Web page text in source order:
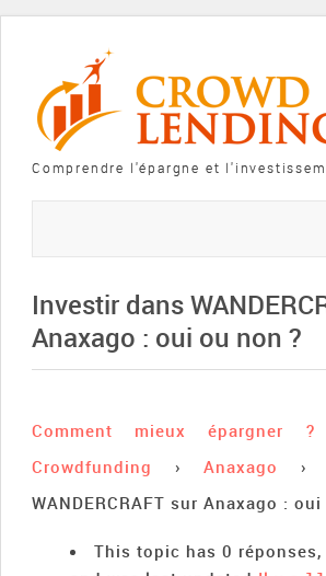
Comprendre l'épargne et
Investir dans
Anaxago : oui ou non ?
Comment mieux épargner ?
Crowdfunding
› Anaxago ›
WANDERCRAFT sur Anaxago :
This topic has 0